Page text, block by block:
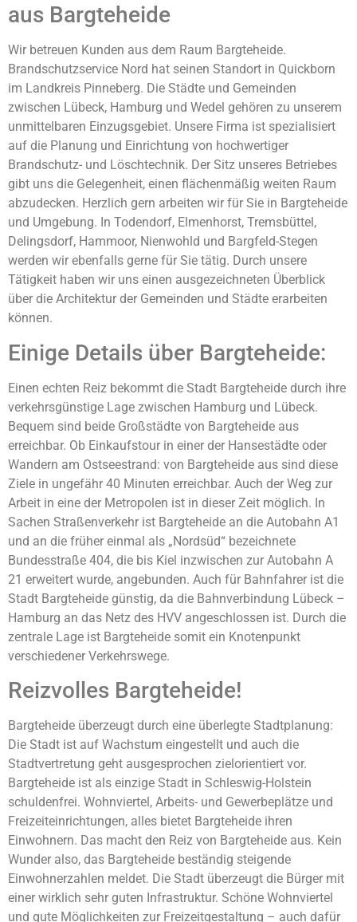
aus Bargteheide
Wir betreuen Kunden aus dem Raum Bargteheide.
Brandschutzservice Nord hat seinen Standort in Quickborn
im Landkreis Pinneberg. Die Städte und Gemeinden
zwischen Lübeck, Hamburg und Wedel gehören zu unserem
unmittelbaren Einzugsgebiet. Unsere Firma ist spezialisiert
auf die Planung und Einrichtung von hochwertiger
Brandschutz- und Löschtechnik. Der Sitz unseres Betriebes
gibt uns die Gelegenheit, einen flächenmäßig weiten Raum
abzudecken. Herzlich gern arbeiten wir für Sie in Bargteheide
und Umgebung. In Todendorf, Elmenhorst, Tremsbüttel,
Delingsdorf, Hammoor, Nienwohld und Bargfeld-Stegen
werden wir ebenfalls gerne für Sie tätig. Durch unsere
Tätigkeit haben wir uns einen ausgezeichneten Überblick
über die Architektur der Gemeinden und Städte erarbeiten
können.
Einige Details über Bargteheide:
Einen echten Reiz bekommt die Stadt Bargteheide durch ihre
verkehrsgünstige Lage zwischen Hamburg und Lübeck.
Bequem sind beide Großstädte von Bargteheide aus
erreichbar. Ob Einkaufstour in einer der Hansestädte oder
Wandern am Ostseestrand: von Bargteheide aus sind diese
Ziele in ungefähr 40 Minuten erreichbar. Auch der Weg zur
Arbeit in eine der Metropolen ist in dieser Zeit möglich. In
Sachen Straßenverkehr ist Bargteheide an die Autobahn A1
und an die früher einmal als „Nordsüd“ bezeichnete
Bundesstraße 404, die bis Kiel inzwischen zur Autobahn A
21 erweitert wurde, angebunden. Auch für Bahnfahrer ist die
Stadt Bargteheide günstig, da die Bahnverbindung Lübeck –
Hamburg an das Netz des HVV angeschlossen ist. Durch die
zentrale Lage ist Bargteheide somit ein Knotenpunkt
verschiedener Verkehrswege.
Reizvolles Bargteheide!
Bargteheide überzeugt durch eine überlegte Stadtplanung:
Die Stadt ist auf Wachstum eingestellt und auch die
Stadtvertretung geht ausgesprochen zielorientiert vor.
Bargteheide ist als einzige Stadt in Schleswig-Holstein
schuldenfrei. Wohnviertel, Arbeits- und Gewerbeplätze und
Freizeiteinrichtungen, alles bietet Bargteheide ihren
Einwohnern. Das macht den Reiz von Bargteheide aus. Kein
Wunder also, das Bargteheide beständig steigende
Einwohnerzahlen meldet. Die Stadt überzeugt die Bürger mit
einer wirklich sehr guten Infrastruktur. Schöne Wohnviertel
und gute Möglichkeiten zur Freizeitgestaltung – auch dafür